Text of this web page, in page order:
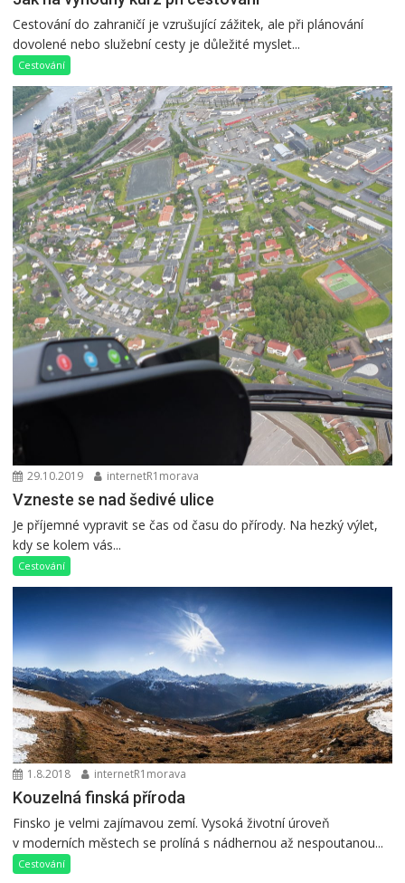
Cestování do zahraničí je vzrušující zážitek, ale při plánování
dovolené nebo služební cesty je důležité myslet...
Cestování
29.10.2019 internetR1morava
Vzneste se nad šedivé ulice
Je příjemné vypravit se čas od času do přírody. Na hezký výlet,
kdy se kolem vás...
Cestování
1.8.2018 internetR1morava
Kouzelná finská příroda
Finsko je velmi zajímavou zemí. Vysoká životní úroveň
v moderních městech se prolíná s nádhernou až nespoutanou...
Cestování